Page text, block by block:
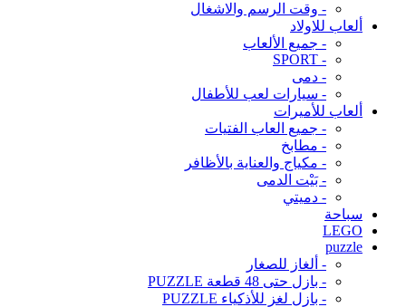
- وقت الرسم والاشغال
ألعاب للاولاد
- جميع الألعاب
- SPORT
- دمى
- سيارات لعب للأطفال
ألعاب للأميرات
- جميع العاب الفتيات
- مطابخ
- مكياج والعناية بالأظافر
- بَيْت الدمى
- دميتي
سباحة
LEGO
puzzle
- ألغاز للصغار
- بازل حتى 48 قطعة PUZZLE
- بازل لغز للأذكياء PUZZLE